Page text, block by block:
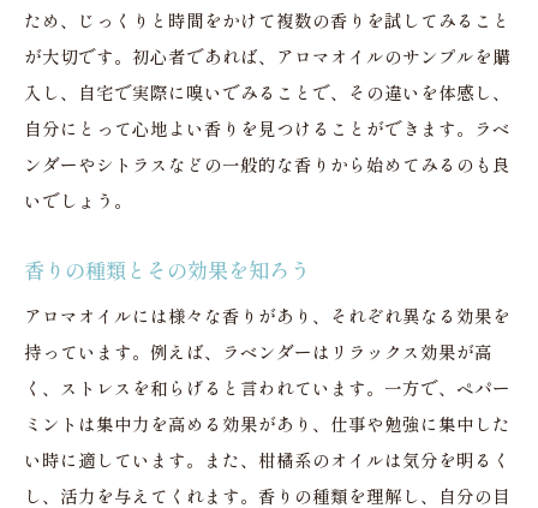
季節ごとの香りの楽しみ方
香りがもたらす心理的効果
アロマオイルがもたらすリラックス効果
日常のリラックスタイムを充実させる
眠りを深めるアロマオイルの使い方
自宅で簡単にできるリラックス法
自宅を癒しのオアシスに変えるアロマオイル活用法
リビングで使いたいアロマオイル
バスルームでリラックスする方法
ため、じっくりと時間をかけて複数の香りを試してみること
が大切です。初心者であれば、アロマオイルのサンプルを購
入し、自宅で実際に嗅いでみることで、その違いを体感し、
自分にとって心地よい香りを見つけることができます。ラベ
ンダーやシトラスなどの一般的な香りから始めてみるのも良
いでしょう。
香りの種類とその効果を知ろう
アロマオイルには様々な香りがあり、それぞれ異なる効果を
持っています。例えば、ラベンダーはリラックス効果が高
く、ストレスを和らげると言われています。一方で、ペパー
ミントは集中力を高める効果があり、仕事や勉強に集中した
い時に適しています。また、柑橘系のオイルは気分を明るく
し、活力を与えてくれます。香りの種類を理解し、自分の目